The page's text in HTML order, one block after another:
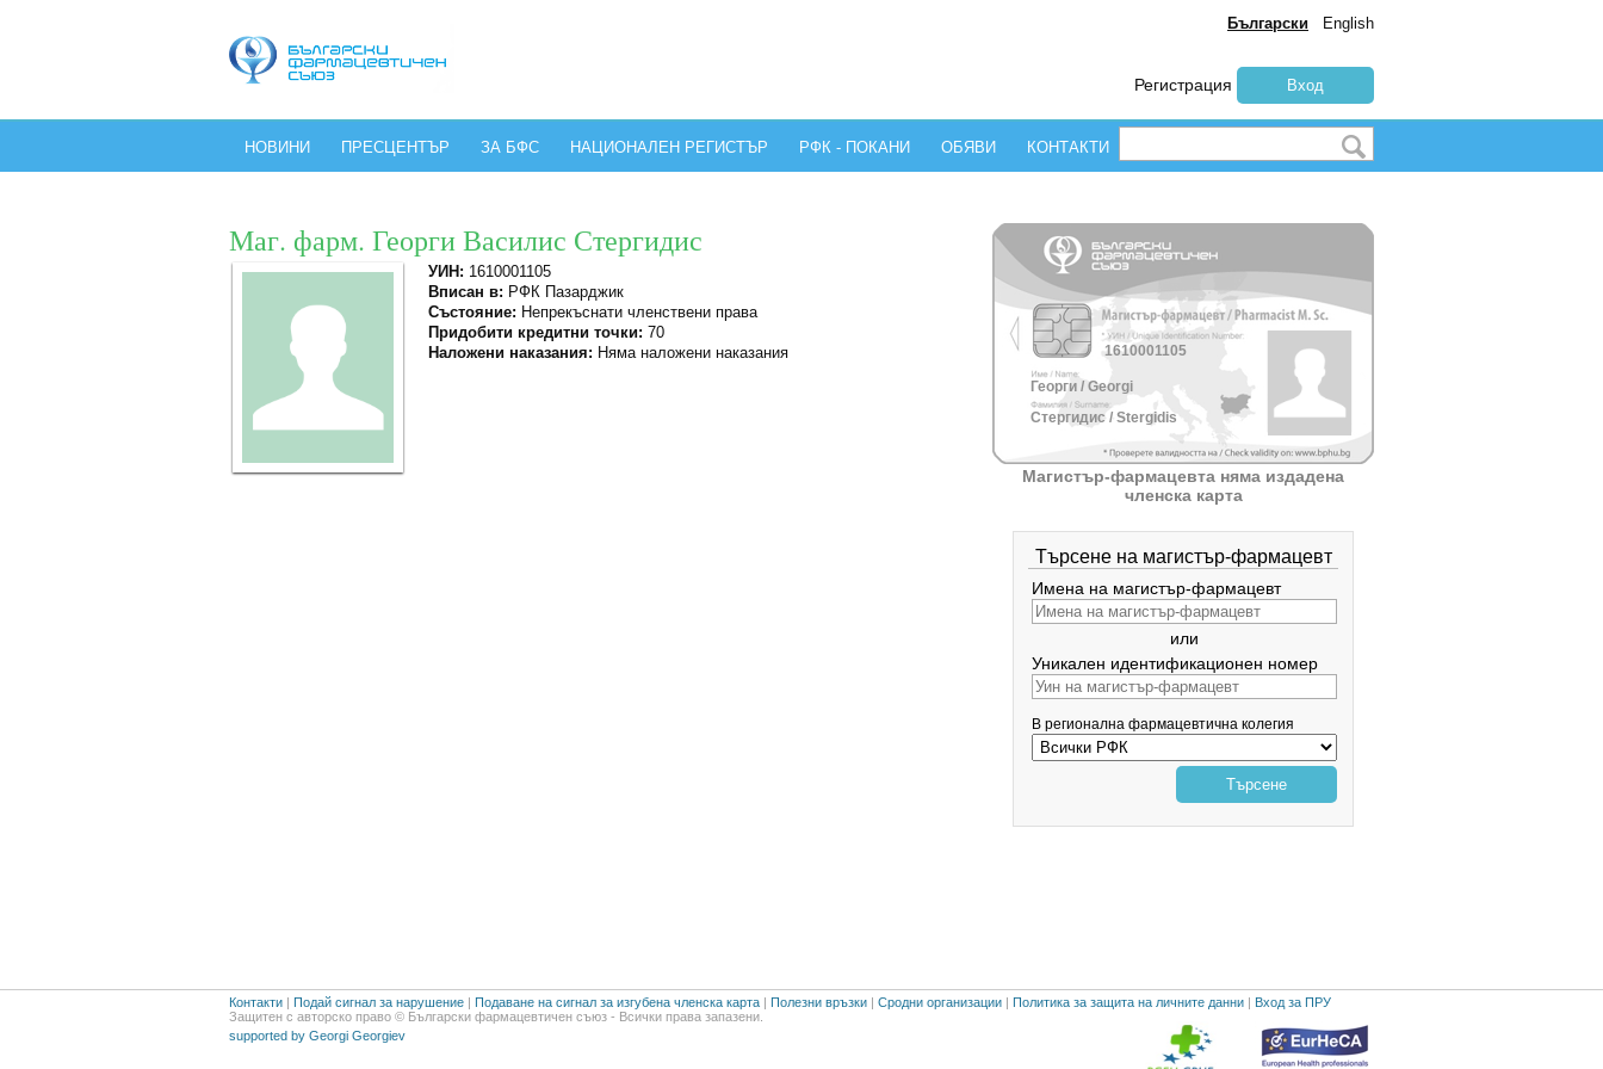
Български English
Регистрация Вход
НОВИНИ ПРЕСЦЕНТЪР ЗА БФС НАЦИОНАЛЕН РЕГИСТЪР РФК - ПОКАНИ ОБЯВИ КОНТАКТИ
Маг. фарм. Георги Василис Стергидис
УИН: 1610001105
Вписан в: РФК Пазарджик
Състояние: Непрекъснати членствени права
Придобити кредитни точки: 70
Наложени наказания: Няма наложени наказания 1610001105
Георги / Georgi
Стергидис / Stergidis
Магистър-фармацевта няма издадена
членска карта
Търсене на магистър-фармацевт
Имена на магистър-фармацевт
или
Уникален идентификационен номер
В регионална фармацевтична колегия
Търсене
Контакти | Подай сигнал за нарушение | Подаване на сигнал за изгубена членска карта | Полезни връзки | Сродни организации | Политика за защита на личните данни | Вход за ПРУ
Защитен с авторско право © Български фармацевтичен съюз - Всички права запазени.
supported by Georgi Georgiev